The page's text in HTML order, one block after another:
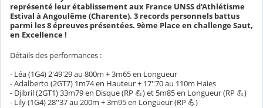
représenté leur établissement aux France UNSS d'Athlétisme
Estival à Angoulême (Charente). 3 records personnels battus
parmi les 8 épreuves présentées. 9ème Place en challenge Saut,
en Excellence !
Détails des performances :
- Léa (1G4) 2'49'29 au 800m + 3m65 en Longueur
- Adalberto (2GT7) 1m74 en Hauteur + 17''70 au 110m Haies
- Djibril (2GT1) 33m79 en Disque (RP 💪) et 5m85 en Longueur (RP 💪)
- Lily (1G4) 28''37 au 200m + 3m95 en Longueur (RP 💪)